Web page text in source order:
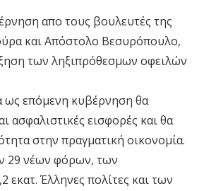
απο τους βουλευτές της
και Απόστολο Βεσυρόπουλο,
των ληξιπρόθεσμων οφειλών
ως επόμενη κυβέρνηση θα
ασφαλιστικές εισφορές και θα
στην πραγματική οικονομία.
29 νέων φόρων, των
εκατ. Έλληνες πολίτες και των